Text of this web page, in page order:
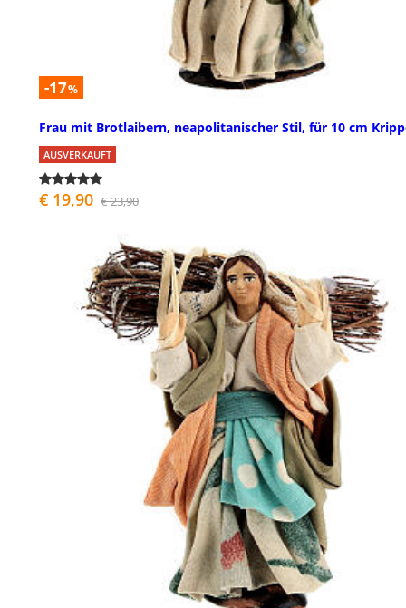
-17%
Frau mit Brotlaibern, neapolitanischer Stil, für 10 cm
AUSVERKAUFT
€ 19,90 € 23,90